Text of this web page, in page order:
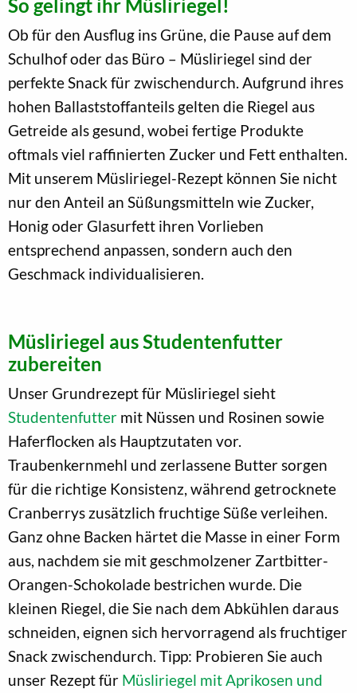
So gelingt ihr Müsliriegel!
Ob für den Ausflug ins Grüne, die Pause auf dem
Schulhof oder das Büro – Müsliriegel sind der
perfekte Snack für zwischendurch. Aufgrund ihres
hohen Ballaststoffanteils gelten die Riegel aus
Getreide als gesund, wobei fertige Produkte
oftmals viel raffinierten Zucker und Fett enthalten.
Mit unserem Müsliriegel-Rezept können Sie nicht
nur den Anteil an Süßungsmitteln wie Zucker,
Honig oder Glasurfett ihren Vorlieben
entsprechend anpassen, sondern auch den
Geschmack individualisieren.
Müsliriegel aus Studentenfutter
zubereiten
Unser Grundrezept für Müsliriegel sieht
Studentenfutter mit Nüssen und Rosinen sowie
Haferflocken als Hauptzutaten vor.
Traubenkernmehl und zerlassene Butter sorgen
für die richtige Konsistenz, während getrocknete
Cranberrys zusätzlich fruchtige Süße verleihen.
Ganz ohne Backen härtet die Masse in einer Form
aus, nachdem sie mit geschmolzener Zartbitter-
Orangen-Schokolade bestrichen wurde. Die
kleinen Riegel, die Sie nach dem Abkühlen daraus
schneiden, eignen sich hervorragend als fruchtiger
Snack zwischendurch. Tipp: Probieren Sie auch
unser Rezept für Müsliriegel mit Aprikosen und